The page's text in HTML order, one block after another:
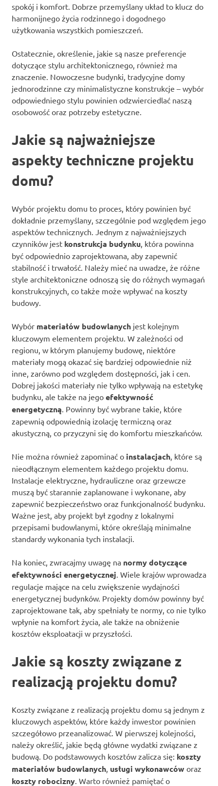
spokój i komfort. Dobrze przemyślany układ to klucz do
harmonijnego życia rodzinnego i dogodnego
użytkowania wszystkich pomieszczeń.
Ostatecznie, określenie, jakie są nasze preferencje
dotyczące stylu architektonicznego, również ma
znaczenie. Nowoczesne budynki, tradycyjne domy
jednorodzinne czy minimalistyczne konstrukcje – wybór
odpowiedniego stylu powinien odzwierciedlać naszą
osobowość oraz potrzeby estetyczne.
Jakie są najważniejsze
aspekty techniczne projektu
domu?
Wybór projektu domu to proces, który powinien być
dokładnie przemyślany, szczególnie pod względem jego
aspektów technicznych. Jednym z najważniejszych
czynników jest konstrukcja budynku , która powinna
być odpowiednio zaprojektowana, aby zapewnić
stabilność i trwałość. Należy mieć na uwadze, że różne
style architektoniczne odnoszą się do różnych wymagań
konstrukcyjnych, co także może wpływać na koszty
budowy.
Wybór materiałów budowlanych jest kolejnym
kluczowym elementem projektu. W zależności od
regionu, w którym planujemy budowę, niektóre
materiały mogą okazać się bardziej odpowiednie niż
inne, zarówno pod względem dostępności, jak i cen.
Dobrej jakości materiały nie tylko wpływają na estetykę
budynku, ale także na jego efektywność
energetyczną . Powinny być wybrane takie, które
zapewnią odpowiednią izolację termiczną oraz
akustyczną, co przyczyni się do komfortu mieszkańców.
Nie można również zapominać o instalacjach , które są
nieodłącznym elementem każdego projektu domu.
Instalacje elektryczne, hydrauliczne oraz grzewcze
muszą być starannie zaplanowane i wykonane, aby
zapewnić bezpieczeństwo oraz funkcjonalność budynku.
Ważne jest, aby projekt był zgodny z lokalnymi
przepisami budowlanymi, które określają minimalne
standardy wykonania tych instalacji.
Na koniec, zwracajmy uwagę na normy dotyczące
efektywności energetycznej . Wiele krajów wprowadza
regulacje mające na celu zwiększenie wydajności
energetycznej budynków. Projekty domów powinny być
zaprojektowane tak, aby spełniały te normy, co nie tylko
wpłynie na komfort życia, ale także na obniżenie
kosztów eksploatacji w przyszłości.
Jakie są koszty związane z
realizacją projektu domu?
Koszty związane z realizacją projektu domu są jednym z
kluczowych aspektów, które każdy inwestor powinien
szczegółowo przeanalizować. W pierwszej kolejności,
należy określić, jakie będą główne wydatki związane z
budową. Do podstawowych kosztów zalicza się: koszty
materiałów budowlanych usługi wykonawców oraz
koszty robocizny . Warto również pamiętać o